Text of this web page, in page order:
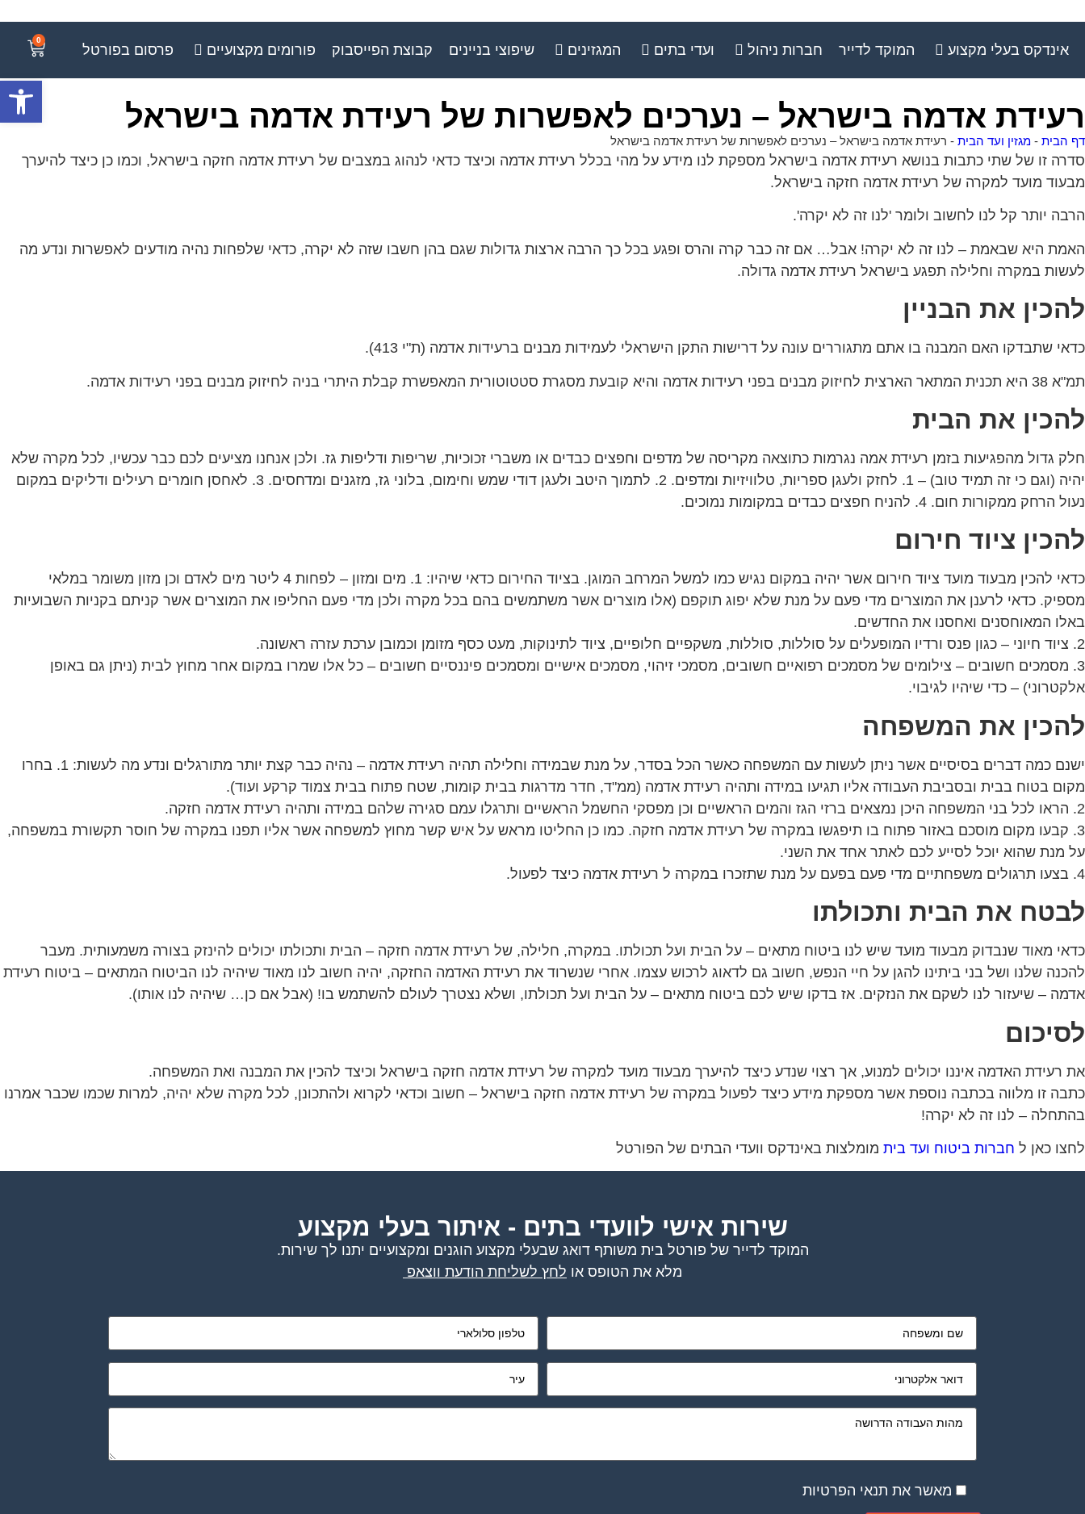
אינדקס בעלי מקצוע המוקד לדייר חברות ניהול ועדי בתים המגזינים שיפוצי בניינים קבוצת הפייסבוק פורומים מקצועיים פרסום בפורטל
0
רעידת אדמה בישראל – נערכים לאפשרות של רעידת אדמה בישראל
דף הבית - מגזין ועד הבית - רעידת אדמה בישראל – נערכים לאפשרות של רעידת אדמה בישראל
סדרה זו של שתי כתבות בנושא רעידת אדמה בישראל מספקת לנו מידע על מהי בכלל רעידת אדמה וכיצד כדאי לנהוג במצבים של רעידת אדמה חזקה בישראל, וכמו כן כיצד להיערך
מבעוד מועד למקרה של רעידת אדמה חזקה בישראל.
הרבה יותר קל לנו לחשוב ולומר 'לנו זה לא יקרה'.
האמת היא שבאמת – לנו זה לא יקרה! אבל… אם זה כבר קרה והרס ופגע בכל כך הרבה ארצות גדולות שגם בהן חשבו שזה לא יקרה, כדאי שלפחות נהיה מודעים לאפשרות ונדע מה
לעשות במקרה וחלילה תפגע בישראל רעידת אדמה גדולה.
להכין את הבניין
כדאי שתבדקו האם המבנה בו אתם מתגוררים עונה על דרישות התקן הישראלי לעמידות מבנים ברעידות אדמה (ת"י 413).
תמ"א 38 היא תכנית המתאר הארצית לחיזוק מבנים בפני רעידות אדמה והיא קובעת מסגרת סטטוטורית המאפשרת קבלת היתרי בניה לחיזוק מבנים בפני רעידות אדמה.
להכין את הבית
חלק גדול מהפגיעות בזמן רעידת אמה נגרמות כתוצאה מקריסה של מדפים וחפצים כבדים או משברי זכוכיות, שריפות ודליפות גז. ולכן אנחנו מציעים לכם כבר עכשיו, לכל מקרה שלא
יהיה (וגם כי זה תמיד טוב) – 1. לחזק ולעגן ספריות, טלוויזיות ומדפים. 2. לתמוך היטב ולעגן דודי שמש וחימום, בלוני גז, מזגנים ומדחסים. 3. לאחסן חומרים רעילים ודליקים במקום
נעול הרחק ממקורות חום. 4. להניח חפצים כבדים במקומות נמוכים.
להכין ציוד חירום
כדאי להכין מבעוד מועד ציוד חירום אשר יהיה במקום נגיש כמו למשל המרחב המוגן. בציוד החירום כדאי שיהיו: 1. מים ומזון – לפחות 4 ליטר מים לאדם וכן מזון משומר במלאי
מספיק. כדאי לרענן את המוצרים מדי פעם על מנת שלא יפוג תוקפם (אלו מוצרים אשר משתמשים בהם בכל מקרה ולכן מדי פעם החליפו את המוצרים אשר קניתם בקניות השבועיות
באלו המאוחסנים ואחסנו את החדשים.
2. ציוד חיוני – כגון פנס ורדיו המופעלים על סוללות, סוללות, משקפיים חלופיים, ציוד לתינוקות, מעט כסף מזומן וכמובן ערכת עזרה ראשונה.
3. מסמכים חשובים – צילומים של מסמכים רפואיים חשובים, מסמכי זיהוי, מסמכים אישיים ומסמכים פיננסיים חשובים – כל אלו שמרו במקום אחר מחוץ לבית (ניתן גם באופן
אלקטרוני) – כדי שיהיו לגיבוי.
להכין את המשפחה
ישנם כמה דברים בסיסיים אשר ניתן לעשות עם המשפחה כאשר הכל בסדר, על מנת שבמידה וחלילה תהיה רעידת אדמה – נהיה כבר קצת יותר מתורגלים ונדע מה לעשות: 1. בחרו
מקום בטוח בבית ובסביבת העבודה אליו תגיעו במידה ותהיה רעידת אדמה (ממ"ד, חדר מדרגות בבית קומות, שטח פתוח בבית צמוד קרקע ועוד).
2. הראו לכל בני המשפחה היכן נמצאים ברזי הגז והמים הראשיים וכן מפסקי החשמל הראשיים ותרגלו עמם סגירה שלהם במידה ותהיה רעידת אדמה חזקה.
3. קבעו מקום מוסכם באזור פתוח בו תיפגשו במקרה של רעידת אדמה חזקה. כמו כן החליטו מראש על איש קשר מחוץ למשפחה אשר אליו תפנו במקרה של חוסר תקשורת במשפחה,
על מנת שהוא יוכל לסייע לכם לאתר אחד את השני.
4. בצעו תרגולים משפחתיים מדי פעם בפעם על מנת שתזכרו במקרה ל רעידת אדמה כיצד לפעול.
לבטח את הבית ותכולתו
כדאי מאוד שנבדוק מבעוד מועד שיש לנו ביטוח מתאים – על הבית ועל תכולתו. במקרה, חלילה, של רעידת אדמה חזקה – הבית ותכולתו יכולים להינזק בצורה משמעותית. מעבר
להכנה שלנו ושל בני ביתינו להגן על חיי הנפש, חשוב גם לדאוג לרכוש עצמו. אחרי שנשרוד את רעידת האדמה החזקה, יהיה חשוב לנו מאוד שיהיה לנו הביטוח המתאים – ביטוח רעידת
אדמה – שיעזור לנו לשקם את הנזקים. אז בדקו שיש לכם ביטוח מתאים – על הבית ועל תכולתו, ושלא נצטרך לעולם להשתמש בו! (אבל אם כן… שיהיה לנו אותו).
לסיכום
את רעידת האדמה איננו יכולים למנוע, אך רצוי שנדע כיצד להיערך מבעוד מועד למקרה של רעידת אדמה חזקה בישראל וכיצד להכין את המבנה ואת המשפחה.
כתבה זו מלווה בכתבה נוספת אשר מספקת מידע כיצד לפעול במקרה של רעידת אדמה חזקה בישראל – חשוב וכדאי לקרוא ולהתכונן, לכל מקרה שלא יהיה, למרות שכמו שכבר אמרנו
בהתחלה – לנו זה לא יקרה!
לחצו כאן ל חברות ביטוח ועד בית מומלצות באינדקס וועדי הבתים של הפורטל
שירות אישי לוועדי בתים - איתור בעלי מקצוע
המוקד לדייר של פורטל בית משותף דואג שבעלי מקצוע הוגנים ומקצועיים יתנו לך שירות.
מלא את הטופס או לחץ לשליחת הודעת ווצאפ
מאשר את תנאי הפרטיות
פתח